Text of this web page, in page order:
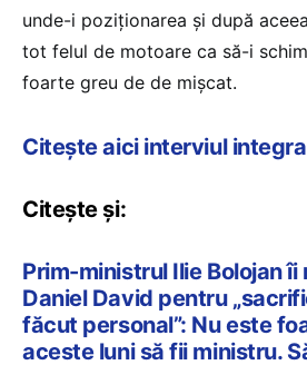
unde-i poziționarea și după
tot felul de motoare ca să-i
foarte greu de de mișcat.
Citește aici interviul
Citește și:
Prim-ministrul Ilie Bolojan
Daniel David pentru
făcut personal”: Nu este
aceste luni să fii ministru.